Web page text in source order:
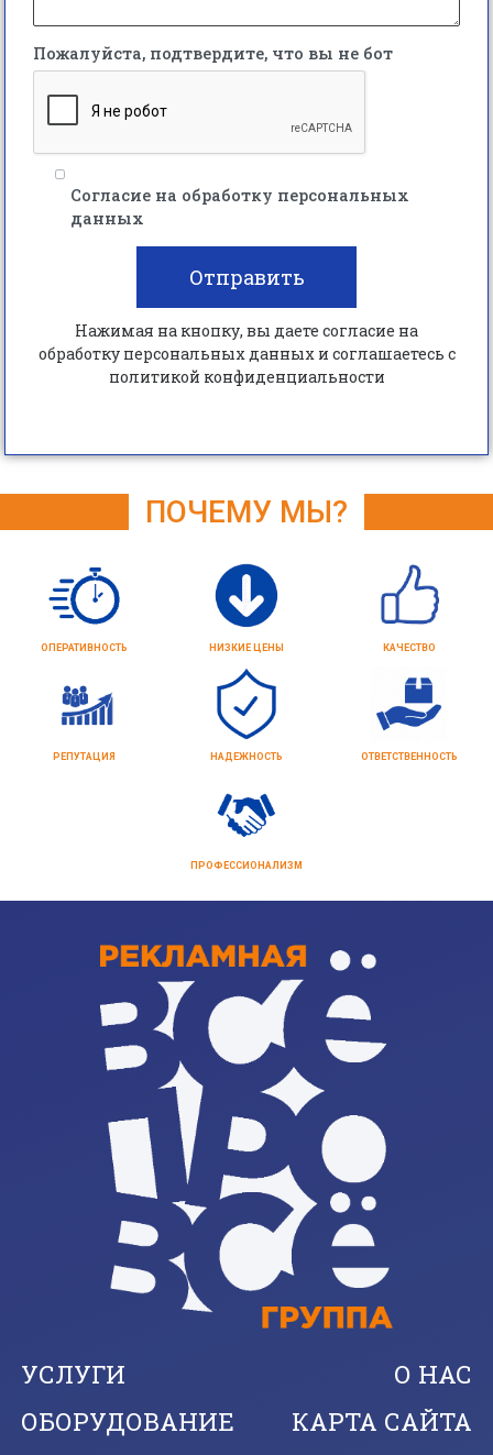
Пожалуйста, подтвердите, что вы не бот
Согласие на обработку персональных
данных
Отправить
Нажимая на кнопку, вы даете согласие на
обработку персональных данных и соглашаетесь c
политикой конфиденциальности
ПОЧЕМУ МЫ?
ОПЕРАТИВНОСТЬ НИЗКИЕ ЦЕНЫ КАЧЕСТВО
РЕПУТАЦИЯ НАДЕЖНОСТЬ ОТВЕТСТВЕННОСТЬ
ПРОФЕССИОНАЛИЗМ
УСЛУГИ
ОБОРУДОВАНИЕ
О НАС
КАРТА САЙТА